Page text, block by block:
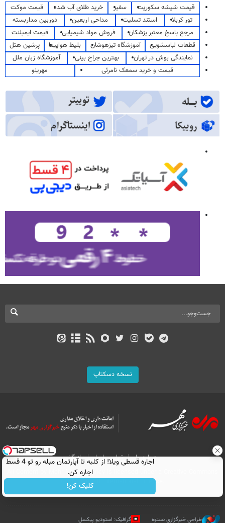
قیمت شیشه سکوریت سفیر خرید طلای آب شده
قیمت موکت
تور کربلا
استند تسلیت مداحی اربعین
دوربین مداربسته
مرجع پاسخ معتبر پزشکان
فروش مواد شیمیایی
قیمت ایمپلنت
قطعات لباسشویی
آموزشگاه تیزهوشان بلیط هواپیما
پرشین هتل
نمایندگی بوش در تهران
بهترین جراح بینی
آموزشگاه زبان ملل
قیمت و خرید سمعک نامرئی
مهرینو
نسخه دسکتاپ
درباره ما تماس با ما
بازرگانی
All Content by Mehr News Agency is licensed under a Creative Commons
Attribution 4.0 International License.
طراحی خبرگزاری نستوه گرافیک: استودیو پیکسل
اجاره‌ قسطی ویلا! از کلبه تا آپارتمان مبله رو تو 4 قسط
اجاره کن.
کلیک کن!